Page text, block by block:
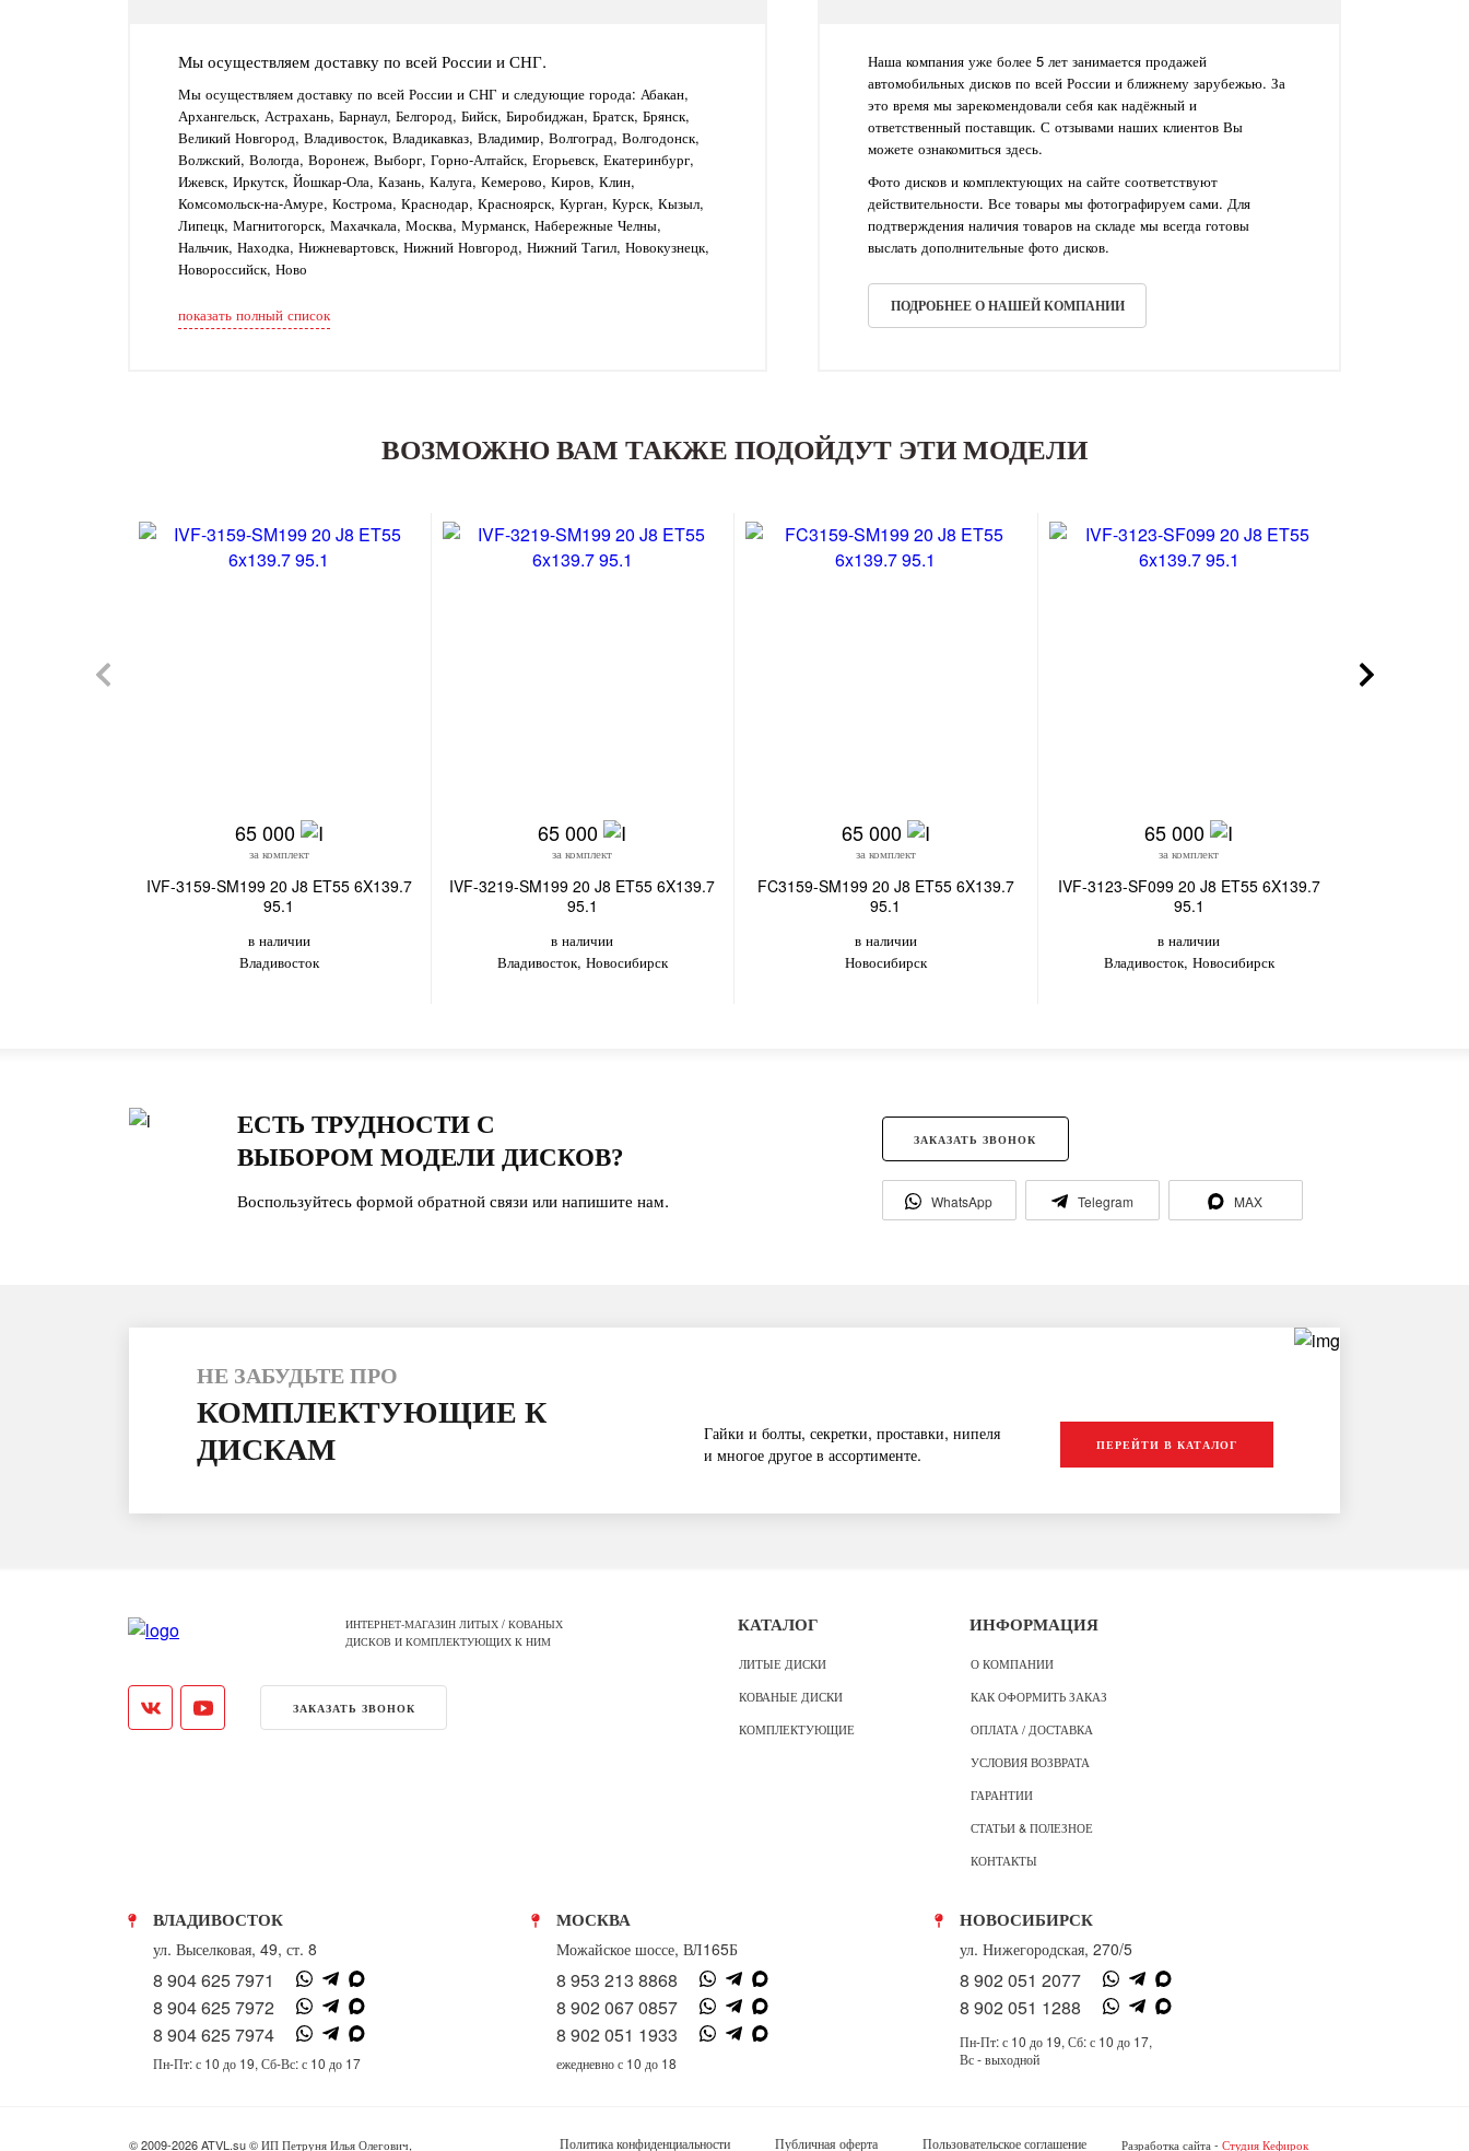
Мы осуществляем доставку по всей России и СНГ.
Мы осуществляем доставку по всей России и СНГ и следующие города: Абакан,
Архангельск, Астрахань, Барнаул, Белгород, Бийск, Биробиджан, Братск, Брянск,
Великий Новгород, Владивосток, Владикавказ, Владимир, Волгоград, Волгодонск,
Волжский, Вологда, Воронеж, Выборг, Горно-Алтайск, Егорьевск, Екатеринбург,
Ижевск, Иркутск, Йошкар-Ола, Казань, Калуга, Кемерово, Киров, Клин,
Комсомольск-на-Амуре, Кострома, Краснодар, Красноярск, Курган, Курск, Кызыл,
Липецк, Магнитогорск, Махачкала, Москва, Мурманск, Набережные Челны,
Нальчик, Находка, Нижневартовск, Нижний Новгород, Нижний Тагил, Новокузнецк,
Новороссийск, Ново
показать полный список
Наша компания уже более 5 лет занимается продажей
автомобильных дисков по всей России и ближнему зарубежью. За
это время мы зарекомендовали себя как надёжный и
ответственный поставщик. С отзывами наших клиентов Вы
можете ознакомиться здесь.
Фото дисков и комплектующих на сайте соответствуют
действительности. Все товары мы фотографируем сами. Для
подтверждения наличия товаров на складе мы всегда готовы
выслать дополнительные фото дисков.
ПОДРОБНЕЕ О НАШЕЙ КОМПАНИИ
ВОЗМОЖНО ВАМ ТАКЖЕ ПОДОЙДУТ ЭТИ МОДЕЛИ
65 000
за комплект
IVF-3159-SM199 20 J8 ET55 6X139.7
95.1
в наличии
Владивосток
65 000
за комплект
IVF-3219-SM199 20 J8 ET55 6X139.7
95.1
в наличии
Владивосток, Новосибирск
65 000
за комплект
FC3159-SM199 20 J8 ET55 6X139.7
95.1
в наличии
Новосибирск
65 000
за комплект
IVF-3123-SF099 20 J8 ET55 6X139.7
95.1
в наличии
Владивосток, Новосибирск
ЕСТЬ ТРУДНОСТИ С
ВЫБОРОМ МОДЕЛИ ДИСКОВ?
Воспользуйтесь формой обратной связи или напишите нам.
ЗАКАЗАТЬ ЗВОНОК
WhatsApp Telegram MAX
НЕ ЗАБУДЬТЕ ПРО
КОМПЛЕКТУЮЩИЕ К
ДИСКАМ
Гайки и болты, секретки, проставки, нипеля
и многое другое в ассортименте.
ПЕРЕЙТИ В КАТАЛОГ
ИНТЕРНЕТ-МАГАЗИН ЛИТЫХ / КОВАНЫХ
ДИСКОВ И КОМПЛЕКТУЮЩИХ К НИМ
ЗАКАЗАТЬ ЗВОНОК
КАТАЛОГ
ЛИТЫЕ ДИСКИ
КОВАНЫЕ ДИСКИ
КОМПЛЕКТУЮЩИЕ
ИНФОРМАЦИЯ
О КОМПАНИИ
КАК ОФОРМИТЬ ЗАКАЗ
ОПЛАТА / ДОСТАВКА
УСЛОВИЯ ВОЗВРАТА
ГАРАНТИИ
СТАТЬИ & ПОЛЕЗНОЕ
КОНТАКТЫ
ВЛАДИВОСТОК
ул. Выселковая, 49, ст. 8
8 904 625 7971
8 904 625 7972
8 904 625 7974
Пн-Пт: с 10 до 19, Сб-Вс: с 10 до 17
МОСКВА
Можайское шоссе, ВЛ165Б
8 953 213 8868
8 902 067 0857
8 902 051 1933
ежедневно с 10 до 18
НОВОСИБИРСК
ул. Нижегородская, 270/5
8 902 051 2077
8 902 051 1288
Пн-Пт: с 10 до 19, Сб: с 10 до 17,
Вс - выходной
© 2009-2026 ATVL.su © ИП Петруня Илья Олегович, Политика конфиденциальности Публичная оферта Пользовательское соглашение Разработка сайта - Студия Кефирок